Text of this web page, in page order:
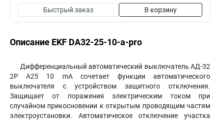
Быстрый заказ В корзину
Описание EKF DA32-25-10-a-pro
Дифференциальный автоматический выключатель АД-32
2P А25 10 mA сочетает функции автоматического
выключателя с устройством защитного отключения.
Защищает от поражения электрическим током при
случайном прикосновении к открытым проводящим частям
электроустановки. Автоматическое отключение участка